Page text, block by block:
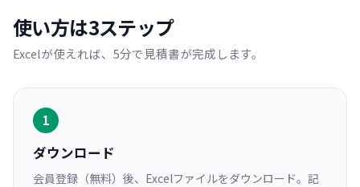
使い方は3ステップ
Excelが使えれば、5分で見積書が完成します。
1
ダウンロード
会員登録（無料）後、Excelファイルをダウンロード。記